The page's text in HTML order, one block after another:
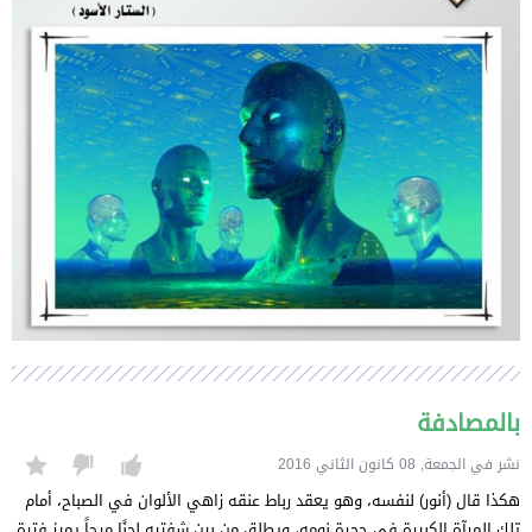
بالمصادفة
نشر في الجمعة, 08 كانون الثاني 2016
هكذا قال (أنور) لنفسه، وهو يعقد رباط عنقه زاهي الألوان في الصباح، أمام